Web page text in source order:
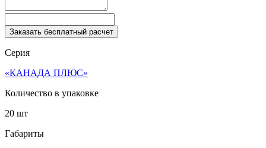
Заказать бесплатный расчет
Серия
«КАНАДА ПЛЮС»
Количество в упаковке
20 шт
Габариты